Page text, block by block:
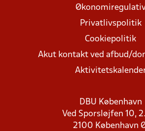
Privatlivspolitik
Cookiepolitik
Akut kontakt ved afbud/
DBU København
Ved Sporsløjfen 10, 2.
2100 København